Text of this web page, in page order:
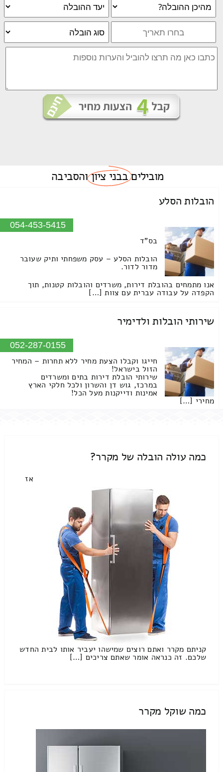
מוביליםבבני ציוןוהסביבה
הובלות הסלע
054-453-5415
בס"ד
הובלות הסלע – עסק משפחתי ותיק שעובר
מדור לדור.
אנו מתמחים בהובלת דירות, משרדים והובלות קטנות, תוך
הקפדה על עבודה עברית עם צוות […]
שירותי הובלות ולדימיר
052-287-0155
חייגו וקבלו הצעת מחיר ללא תחרות – המחיר
הזול בישראל!
שירותי הובלת דירות בתים ומשרדים
במרכז, גוש דן והשרון ולכל חלקי הארץ
אמינות ודייקנות מעל הכל!
מחירי […]
כמה עולה הובלה של מקרר?
אז
קניתם מקרר ואתם רוצים שמישהו יעביר אותו לבית החדש
שלכם. זה כנראה אומר שאתם צריכים […]
כמה שוקל מקרר